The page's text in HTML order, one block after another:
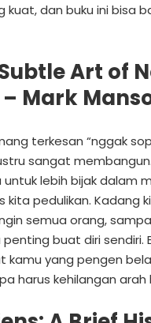
kuat, dan buku ini bisa
Art of
Mark
terkesan “nggak
sangat
untuk lebih bijak dalam
kita pedulikan. Kadang
semua orang,
buat diri sendiri.
kamu yang pengen
harus kehilangan arah